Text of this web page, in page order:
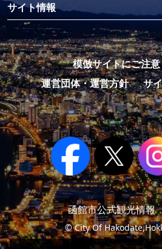
サイト情報
模倣サイトにご注
運営団体・運営方針
サ
函館市公式観光情
© City Of